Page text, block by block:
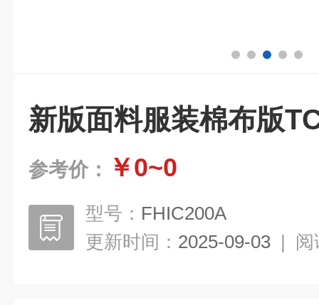
新版面料服装棉布版
参考价： ￥0~0
型号： FHIC200A
更新时间： 2025-09-03 | 阅